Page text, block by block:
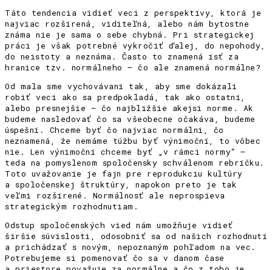
Táto tendencia vidieť veci z perspektívy, ktorá je
najviac rozšírená, viditeľná, alebo nám bytostne
známa nie je sama o sebe chybná. Pri strategickej
práci je však potrebné vykročiť ďalej, do nepohody,
do neistoty a neznáma. Často to znamená ísť za
hranice tzv. normálneho – čo ale znamená normálne?
Od mala sme vychovávaní tak, aby sme dokázali
robiť veci ako sa predpokladá, tak ako ostatní,
alebo presnejšie – čo najbližšie akejsi norme. Ak
budeme nasledovať čo sa všeobecne očakáva, budeme
úspešní. Chceme byť čo najviac normálni, čo
neznamená, že nemáme túžbu byť výnimoční, to vôbec
nie. Len výnimoční chceme byť „v rámci normy“ –
teda na pomyslenom spoločensky schválenom rebríčku.
Toto uvažovanie je fajn pre reprodukciu kultúry
a spoločenskej štruktúry, napokon preto je tak
veľmi rozšírené. Normálnosť ale neprospieva
strategickým rozhodnutiam.
Odstup spoločenských vied nám umožňuje vidieť
širšie súvislosti, odosobniť sa od našich rozhodnutí
a prichádzať s novým, nepoznaným pohľadom na vec.
Potrebujeme si pomenovať čo sa v danom čase